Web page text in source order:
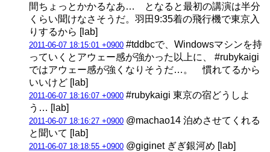
間ちょっとかかるなあ… となると最初の講演は半分
くらい聞けなさそうだ。羽田9:35着の飛行機で東京入
りするから [lab]
2011-06-07 18:15:01 +0900 #tddbcで、Windowsマシンを持
っていくとアウェー感が強かった以上に、 #rubykaigi
ではアウェー感が強くなりそうだ…。 慣れてるから
いいけど [lab]
2011-06-07 18:16:07 +0900 #rubykaigi 東京の宿どうしよ
う… [lab]
2011-06-07 18:16:27 +0900 @machao14 泊めさせてくれる
と聞いて [lab]
2011-06-07 18:18:55 +0900 @giginet ぎぎ銀河め [lab]